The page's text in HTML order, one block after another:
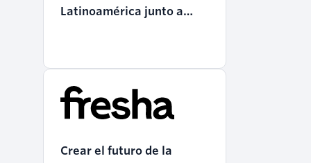
Latinoamérica junto a
Crear el futuro de la